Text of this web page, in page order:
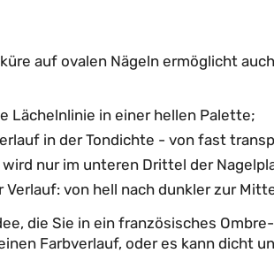
auf ovalen Nägeln ermöglicht
Lächelnlinie in einer hellen Palette;
in der Tondichte - von fast
wird nur im unteren Drittel der
Verlauf: von hell nach dunkler zur
die Sie in ein französisches
Farbverlauf, oder es kann dicht